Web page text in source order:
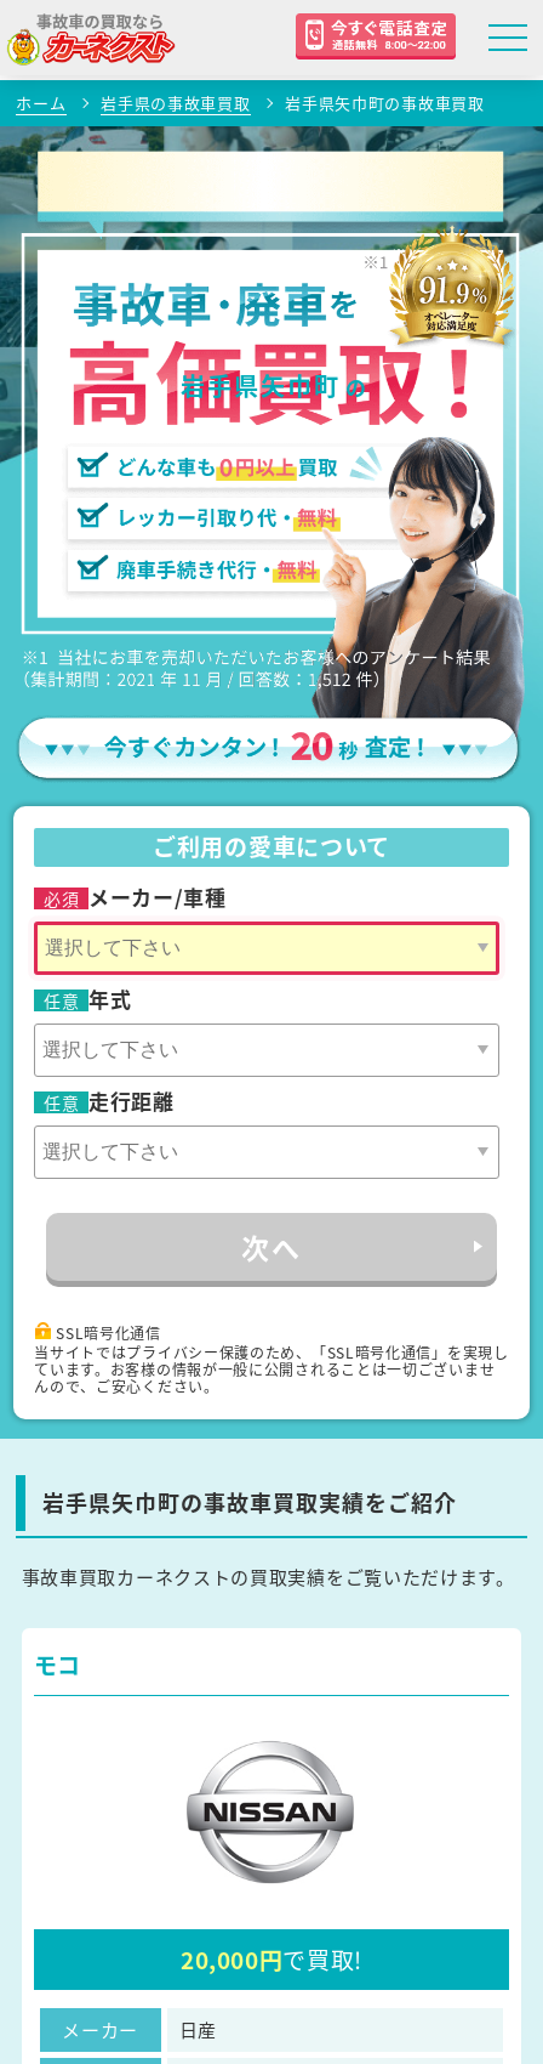
ホーム 岩手県の事故車買取 岩手県矢巾町の事故車買取
岩手県矢巾町 の
ご利用の愛車について
必須 メーカー/車種
任意 年式
任意 走行距離
次へ
SSL暗号化通信
当サイトではプライバシー保護のため、「SSL暗号化通信」を実現し
ています。お客様の情報が一般に公開されることは一切ございませ
んので、ご安心ください。
岩手県矢巾町の事故車買取実績をご紹介
事故車買取カーネクストの買取実績をご覧いただけます。
モコ
20,000円で買取!
メーカー
日産